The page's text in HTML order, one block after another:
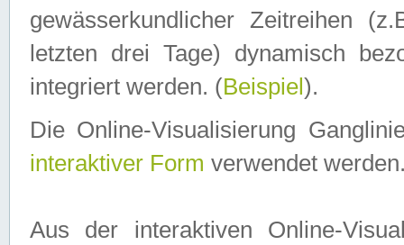
gewässerkundlicher Zeitreihen
letzten drei Tage) dynamisch
integriert werden. (Beispiel ).
Die Online-Visualisierung
interaktiver Form verwendet
Aus der interaktiven Online-